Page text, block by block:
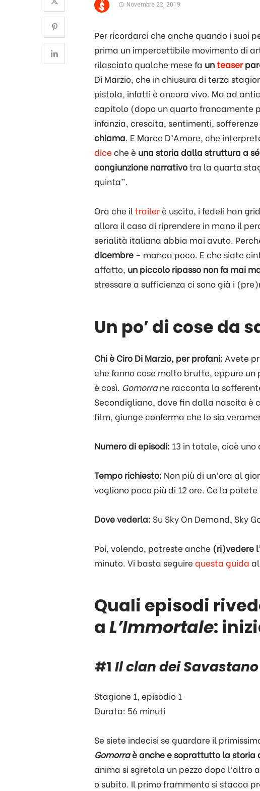
Novembre 22, 2019
Per ricordarci che anche quando i suoi
prima un impercettibile movimento di
rilasciato qualche mese fa unteaser
Di Marzio, che in chiusura di terza
pistola, infatti è ancora vivo. Ma ad
capitolo (dopo un quarto francamente
infanzia, crescita, sentimenti,
chiama. E Marco D’Amore, che
dice che è una storia dalla struttura a
congiunzione narrativotra la quarta
quinta”.
Ora che il trailerè uscito, i fedeli han
allora il caso di riprendere in mano il
serialità italiana abbia mai avuto.
dicembre – manca poco. E che siate
affatto, un piccolo ripasso non fa mai
stressare a sufficienza ci sono già i
Un po’ di cose da
Chi è Ciro Di Marzio, per profani: Avete
che fanno cose molto brutte, eppure un
è così. Gomorrane racconta la
Secondigliano, dove fin dalla nascita è
film, giunge conferma che lo sia
Numero di episodi: 13 in totale, cioè
Tempo richiesto: Non più di un’ora al
vogliono poco più di 12 ore. Ce la potete
Dove vederla: Su Sky On Demand, Sky
Poi, volendo, potreste anche (ri)vedere
minuto. Vi basta seguire questa guida
Quali episodi
aL’Immortale:
#1 Il clan dei Savastano
Stagione 1, episodio 1
Durata: 56 minuti
Se siete indecisi se guardare il
Gomorraè anche e soprattutto la storia
anima si sgretola un pezzo dopo
o subito. Il primo frammento si stacca